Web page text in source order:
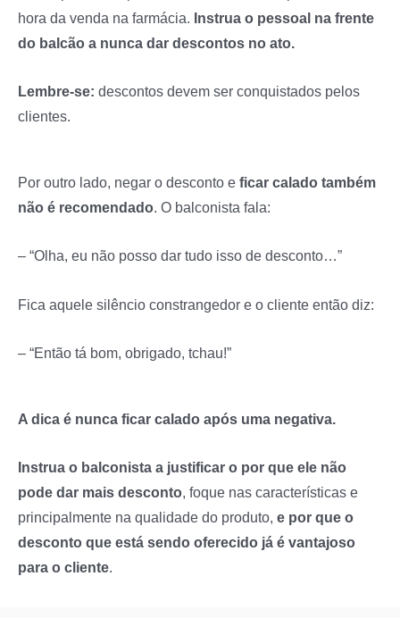
hora da venda na farmácia. Instrua o pessoal na frente
do balcão a nunca dar descontos no ato.
Lembre-se: descontos devem ser conquistados pelos
clientes.
Por outro lado, negar o desconto e ficar calado também
não é recomendado. O balconista fala:
– “Olha, eu não posso dar tudo isso de desconto…”
Fica aquele silêncio constrangedor e o cliente então diz:
– “Então tá bom, obrigado, tchau!”
A dica é nunca ficar calado após uma negativa.
Instrua o balconista a justificar o por que ele não
pode dar mais desconto, foque nas características e
principalmente na qualidade do produto, e por que o
desconto que está sendo oferecido já é vantajoso
para o cliente.